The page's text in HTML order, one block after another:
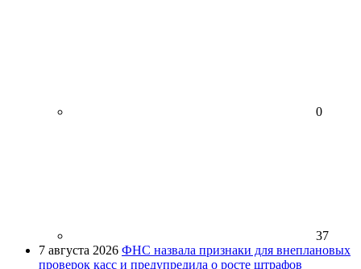
0
37
7 августа 2026 ФНС назвала признаки для внеплановых
проверок касс и предупредила о росте штрафов